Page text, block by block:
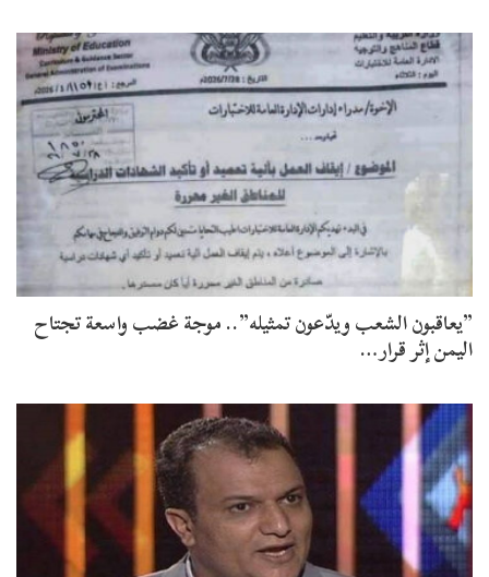
​”يعاقبون الشعب ويدّعون تمثيله”.. موجة غضب واسعة تجتاح
اليمن إثر قرار…